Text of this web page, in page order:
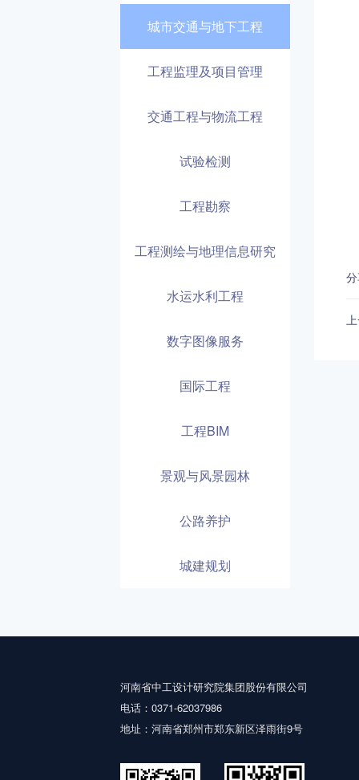
城市交通与地下工程
工程监理及项目管理
交通工程与物流工程
试验检测
工程勘察
工程测绘与地理信息研究
水运水利工程
数字图像服务
国际工程
工程BIM
景观与风景园林
公路养护
城建规划
河南省中工设计研究院集团股份有限公司
电话：0371-62037986
地址：河南省郑州市郑东新区泽雨街9号